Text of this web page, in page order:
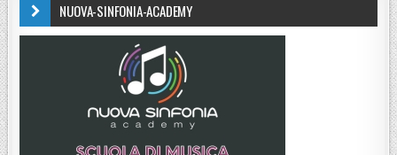
NUOVA-SINFONIA-ACADEMY